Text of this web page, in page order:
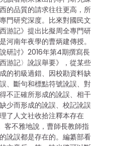
的品質的請求往往更高，所
門研究深度。比來對國民文
游記》提出比擬周全專門研
河南年夜學的曹炳建傳授。
研討》2016年第4期撰寫長
游記〉訛誤舉要》，從某些
的初級過錯、因校勘資料缺
、斷句和標點符號訛誤、對
不正確所形成的訛誤、相干
少而形成的訛誤、校記訛誤
了人文社收拾注釋本存在
客不雅地說，曹師長教師指
訛誤都是存在的。編纂部看